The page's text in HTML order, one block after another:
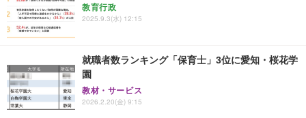
教育行政
2025.9.3(水) 12:15
就職者数ランキング「保育士」3位に愛知・桜花学
園
教材・サービス
2026.2.20(金) 9:15